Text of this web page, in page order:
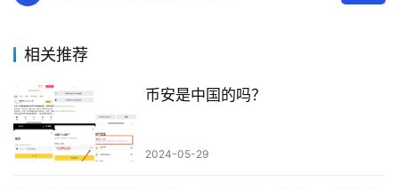
相关推荐
币安是中国的吗？
2024-05-29